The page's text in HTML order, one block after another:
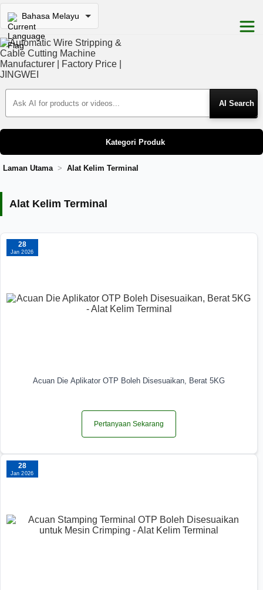
Bahasa Melayu
Search Products
Kategori Produk
Laman Utama Alat Kelim Terminal
Alat Kelim Terminal
28
Jan 2026
Acuan Die Aplikator OTP Boleh Disesuaikan, Berat 5KG
Pertanyaan Sekarang
28
Jan 2026